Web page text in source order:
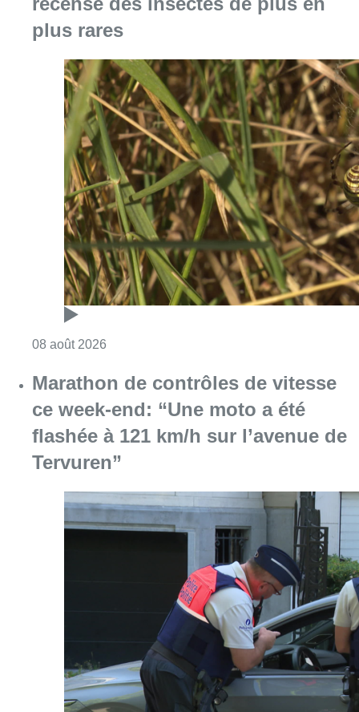
plus rares
08 août 2026
Marathon de contrôles de vitesse
ce week-end: “Une moto a été
flashée à 121 km/h sur l’avenue de
Tervuren”